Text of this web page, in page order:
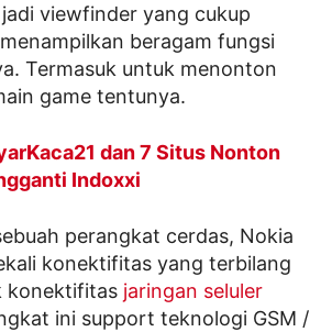
viewfinder yang cukup
beragam fungsi
Termasuk untuk menonton
game tentunya.
dan 7 Situs Nonton
Indoxxi
perangkat cerdas, Nokia
konektifitas yang terbilang
konektifitas jaringan seluler
ini support teknologi GSM /